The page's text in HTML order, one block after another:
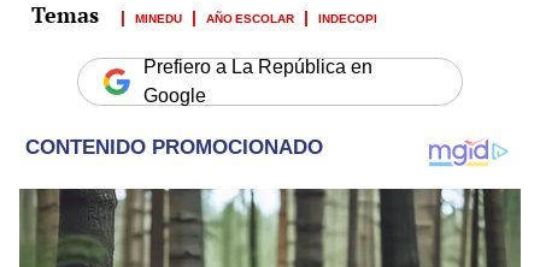
MINEDU AÑO ESCOLAR INDECOPI
Prefiero a La República en
Google